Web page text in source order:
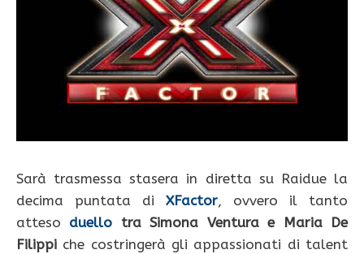
Sarà trasmessa stasera in diretta su Raidue la
decima puntata di XFactor, ovvero il tanto
atteso duello tra Simona Ventura e Maria De
Filippi che costringerà gli appassionati di talent